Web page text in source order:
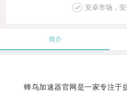
安卓市场，
简介
蜂鸟加速器官网是一家专注于